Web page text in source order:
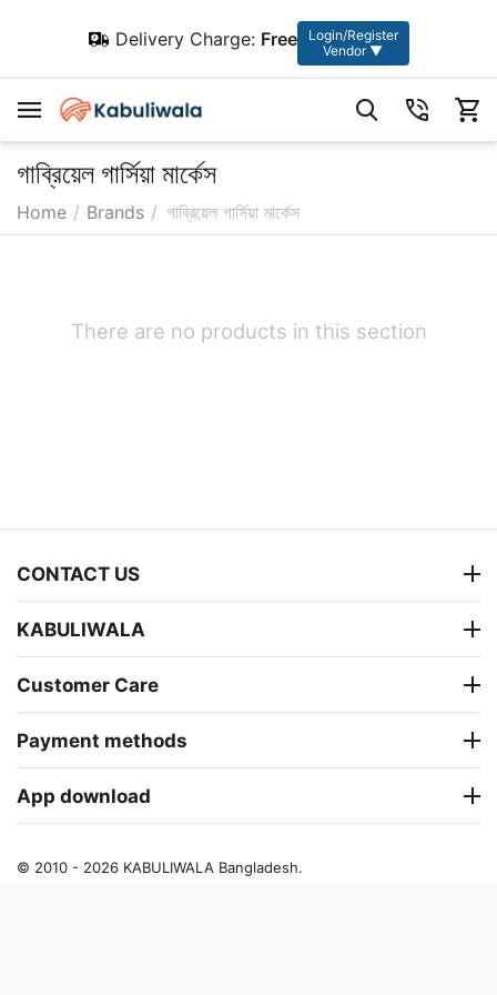
Delivery Charge: Free
Login/Register
Vendor ▼
গাব্রিয়েল গার্সিয়া মার্কেস
Home / Brands / গাব্রিয়েল গার্সিয়া মার্কেস
There are no products in this section
CONTACT US
KABULIWALA
Customer Care
Payment methods
App download
© 2010 - 2026 KABULIWALA Bangladesh.